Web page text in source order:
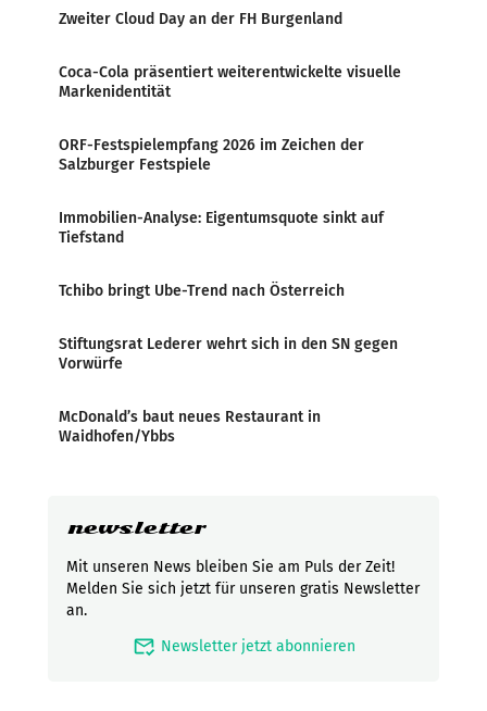
Zweiter Cloud Day an der FH Burgenland
Coca-Cola präsentiert weiterentwickelte visuelle
Markenidentität
ORF-Festspielempfang 2026 im Zeichen der
Salzburger Festspiele
Immobilien-Analyse: Eigentumsquote sinkt auf
Tiefstand
Tchibo bringt Ube-Trend nach Österreich
Stiftungsrat Lederer wehrt sich in den SN gegen
Vorwürfe
McDonald’s baut neues Restaurant in
Waidhofen/Ybbs
newsletter
Mit unseren News bleiben Sie am Puls der Zeit!
Melden Sie sich jetzt für unseren gratis Newsletter
an.
mark_email_read Newsletter jetzt abonnieren